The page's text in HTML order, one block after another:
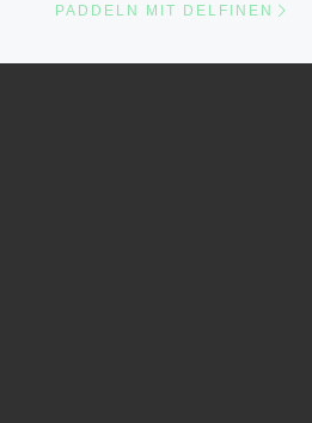
PADDELN MIT DELFINEN